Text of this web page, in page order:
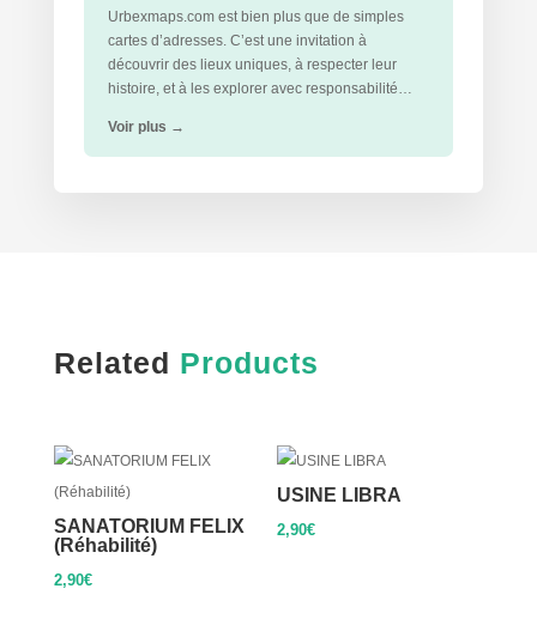
Urbexmaps.com est bien plus que de simples
cartes d’adresses. C’est une invitation à
découvrir des lieux uniques, à respecter leur
histoire, et à les explorer avec responsabilité…
Voir plus →
Related Products
SANATORIUM FELIX
(Réhabilité)
2,90€
USINE LIBRA
2,90€